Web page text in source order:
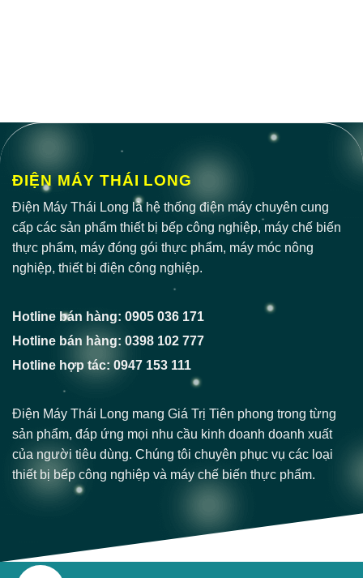
ĐIỆN MÁY THÁI LONG
Điện Máy Thái Long là hệ thống điện máy chuyên cung
cấp các sản phẩm thiết bị bếp công nghiệp, máy chế biến
thực phẩm, máy đóng gói thực phẩm, máy móc nông
nghiệp, thiết bị điện công nghiệp.
Hotline bán hàng: 0905 036 171
Hotline bán hàng: 0398 102 777
Hotline hợp tác: 0947 153 111
Điện Máy Thái Long mang Giá Trị Tiên phong trong từng
sản phẩm, đáp ứng mọi nhu cầu kinh doanh doanh xuất
của người tiêu dùng. Chúng tôi chuyên phục vụ các loại
thiết bị bếp công nghiệp và máy chế biến thực phẩm.